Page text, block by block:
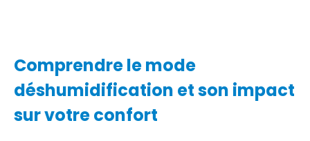
Comprendre le mode
déshumidification et son impact
sur votre confort